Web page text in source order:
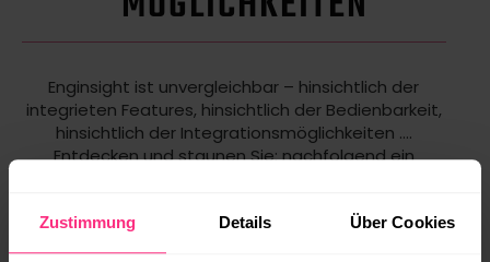
Zustimmung Details Über Cookies
Enginsight ist unvergleichbar – hinsichtlich der
integrieten Features, hinsichtlich der Bedienbarkeit,
hinsichtlich der Integrationsmöglichkeiten ….
Entdecken und staunen Sie: nachfolgend ein